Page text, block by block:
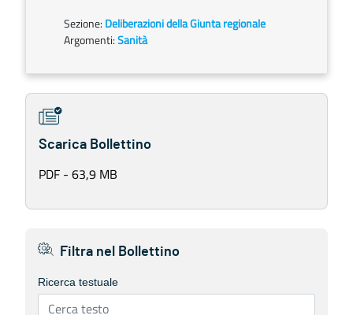
Sezione: Deliberazioni della Giunta regionale
Argomenti:Sanità
Scarica Bollettino
PDF - 63,9 MB
Filtra nel Bollettino
Ricerca testuale